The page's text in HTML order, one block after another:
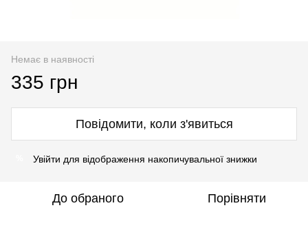
Немає в наявності
335 грн
Повідомити, коли з'явиться
Увійти для відображення накопичувальної знижки
До обраного Порівняти